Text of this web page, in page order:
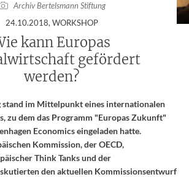
Archiv Bertelsmann Stiftung
24.10.2018, WORKSHOP:
kann Europas
gefördert
werden?
stand im Mittelpunkt eines internationalen
zu dem das Programm "Europas Zukunft"
Economics eingeladen hatte.
Kommission, der OECD,
Think Tanks und der
den aktuellen Kommissionsentwurf